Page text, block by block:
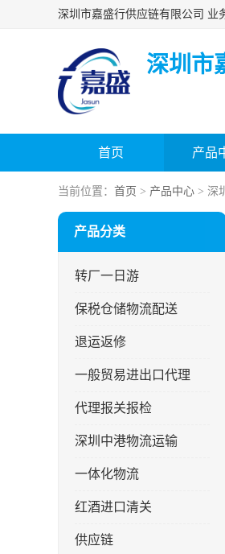
深圳市
首页 产品
当前位置： 首页 > 产品中心 > 深
产品分类
转厂一日游
保税仓储物流配送
退运返修
一般贸易进出口代理
代理报关报检
深圳中港物流运输
一体化物流
红酒进口清关
供应链